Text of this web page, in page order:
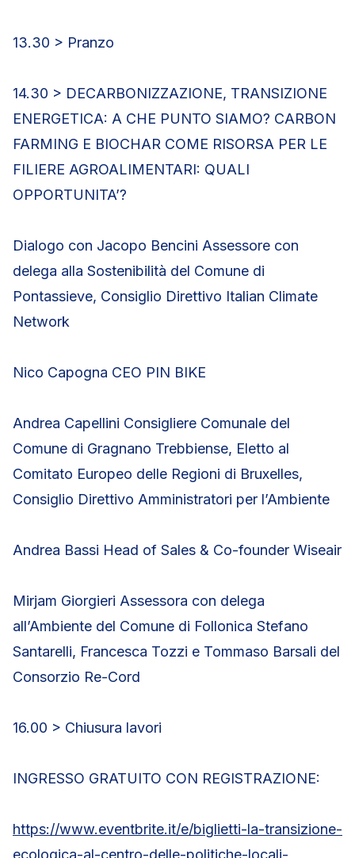
13.30 > Pranzo
14.30 > DECARBONIZZAZIONE, TRANSIZIONE
ENERGETICA: A CHE PUNTO SIAMO? CARBON
FARMING E BIOCHAR COME RISORSA PER LE
FILIERE AGROALIMENTARI: QUALI
OPPORTUNITA’?
Dialogo con Jacopo Bencini Assessore con
delega alla Sostenibilità del Comune di
Pontassieve, Consiglio Direttivo Italian Climate
Network
Nico Capogna CEO PIN BIKE
Andrea Capellini Consigliere Comunale del
Comune di Gragnano Trebbiense, Eletto al
Comitato Europeo delle Regioni di Bruxelles,
Consiglio Direttivo Amministratori per l’Ambiente
Andrea Bassi Head of Sales & Co-founder Wiseair
Mirjam Giorgieri Assessora con delega
all’Ambiente del Comune di Follonica Stefano
Santarelli, Francesca Tozzi e Tommaso Barsali del
Consorzio Re-Cord
16.00 > Chiusura lavori
INGRESSO GRATUITO CON REGISTRAZIONE:
https://www.eventbrite.it/e/biglietti-la-transizione-
ecologica-al-centro-delle-politiche-locali-